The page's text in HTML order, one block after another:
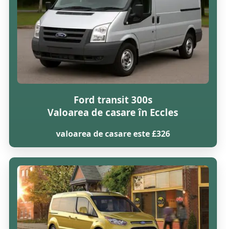
Ford transit 300s
Valoarea de casare în Eccles
valoarea de casare este £326